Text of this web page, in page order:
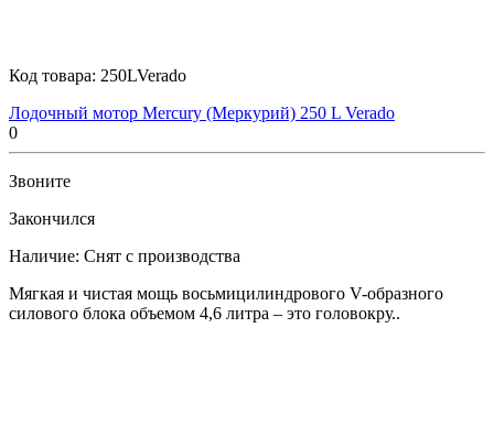
Код товара: 250LVerado
Лодочный мотор Mercury (Меркурий) 250 L Verado
0
Звоните
Закончился
Наличие: Снят с производства
Мягкая и чистая мощь восьмицилиндрового V-образного
силового блока объемом 4,6 литра – это головокру..